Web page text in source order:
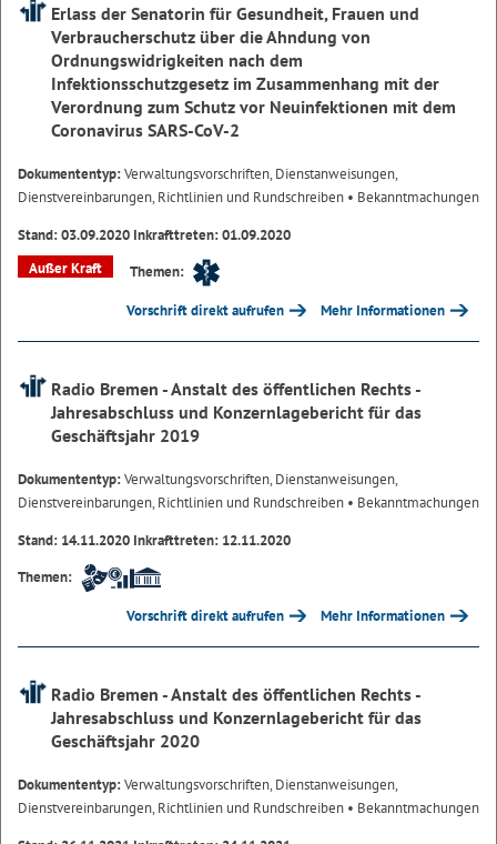
Erlass der Senatorin für Gesundheit, Frauen und
Verbraucherschutz über die Ahndung von
Ordnungswidrigkeiten nach dem
Infektionsschutzgesetz im Zusammenhang mit der
Verordnung zum Schutz vor Neuinfektionen mit dem
Coronavirus SARS-CoV-2
Dokumententyp:Verwaltungsvorschriften, Dienstanweisungen,
Dienstvereinbarungen, Richtlinien und Rundschreiben • Bekanntmachungen
Stand: 03.09.2020 Inkrafttreten: 01.09.2020
Außer Kraft
Themen:
Vorschrift direkt aufrufen Mehr Informationen
Radio Bremen - Anstalt des öffentlichen Rechts -
Jahresabschluss und Konzernlagebericht für das
Geschäftsjahr 2019
Dokumententyp:Verwaltungsvorschriften, Dienstanweisungen,
Dienstvereinbarungen, Richtlinien und Rundschreiben • Bekanntmachungen
Stand: 14.11.2020 Inkrafttreten: 12.11.2020
Themen:
Vorschrift direkt aufrufen Mehr Informationen
Radio Bremen - Anstalt des öffentlichen Rechts -
Jahresabschluss und Konzernlagebericht für das
Geschäftsjahr 2020
Dokumententyp:Verwaltungsvorschriften, Dienstanweisungen,
Dienstvereinbarungen, Richtlinien und Rundschreiben • Bekanntmachungen